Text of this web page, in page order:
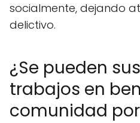
socialmente, dejando
delictivo.
¿Se pueden
trabajos en
comunidad